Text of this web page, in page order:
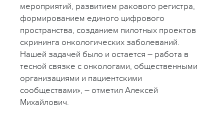
мероприятий, развитием ракового регистра,
формированием единого цифрового
пространства, созданием пилотных проектов
скрининга онкологических заболеваний.
Нашей задачей было и остается – работа в
тесной связке с онкологами, общественными
организациями и пациентскими
сообществами», – отметил Алексей
Михайлович.